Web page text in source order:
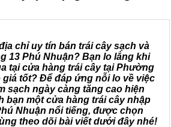
chỉ uy tín bán trái cây sạch và
13 Phú Nhuận? Bạn lo lắng khi
tại cửa hàng trái cây tại Phường
giá tốt? Để đáp ứng nỗi lo về việc
sạch ngày càng tăng cao hiện
bạn một cửa hàng trái cây nhập
Nhuận nổi tiếng, được chọn
theo dõi bài viết dưới đây nhé!